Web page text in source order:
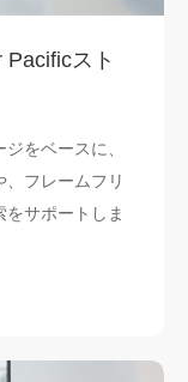
スト
をベースに、
フレームフリ
サポートしま